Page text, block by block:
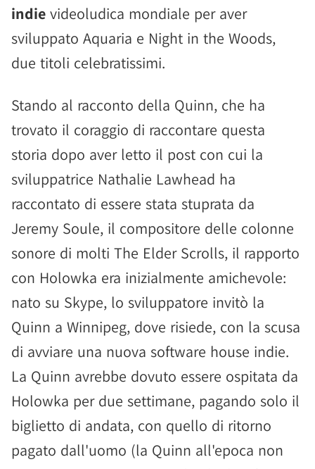
indie videoludica mondiale per aver
sviluppato Aquaria e Night in the Woods,
due titoli celebratissimi.
Stando al racconto della Quinn, che ha
trovato il coraggio di raccontare questa
storia dopo aver letto il post con cui la
sviluppatrice Nathalie Lawhead ha
raccontato di essere stata stuprata da
Jeremy Soule, il compositore delle colonne
sonore di molti The Elder Scrolls, il rapporto
con Holowka era inizialmente amichevole:
nato su Skype, lo sviluppatore invitò la
Quinn a Winnipeg, dove risiede, con la scusa
di avviare una nuova software house indie.
La Quinn avrebbe dovuto essere ospitata da
Holowka per due settimane, pagando solo il
biglietto di andata, con quello di ritorno
pagato dall'uomo (la Quinn all'epoca non